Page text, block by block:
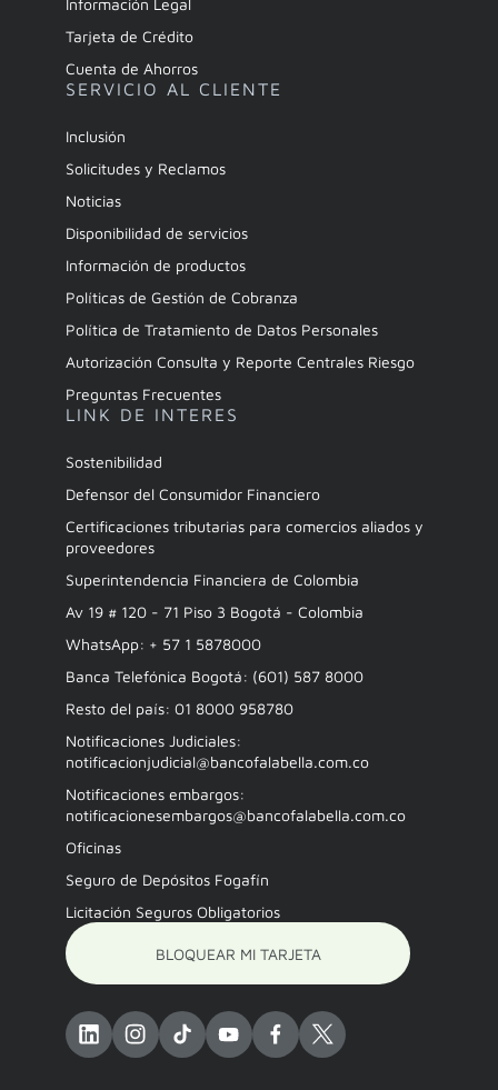
Información Legal
Tarjeta de Crédito
Cuenta de Ahorros
SERVICIO AL CLIENTE
Inclusión
Solicitudes y Reclamos
Noticias
Disponibilidad de servicios
Información de productos
Políticas de Gestión de Cobranza
Política de Tratamiento de Datos Personales
Autorización Consulta y Reporte Centrales Riesgo
Preguntas Frecuentes
LINK DE INTERES
Sostenibilidad
Defensor del Consumidor Financiero
Certificaciones tributarias para comercios aliados y
proveedores
Superintendencia Financiera de Colombia
Av 19 # 120 - 71 Piso 3 Bogotá - Colombia
WhatsApp: + 57 1 5878000
Banca Telefónica Bogotá: (601) 587 8000
Resto del país: 01 8000 958780
Notificaciones Judiciales:
notificacionjudicial@bancofalabella.com.co
Notificaciones embargos:
notificacionesembargos@bancofalabella.com.co
Oficinas
Seguro de Depósitos Fogafín
Licitación Seguros Obligatorios
BLOQUEAR MI TARJETA